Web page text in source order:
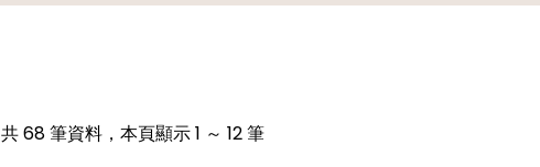
共 68 筆資料，本頁顯示 1 ～ 12 筆